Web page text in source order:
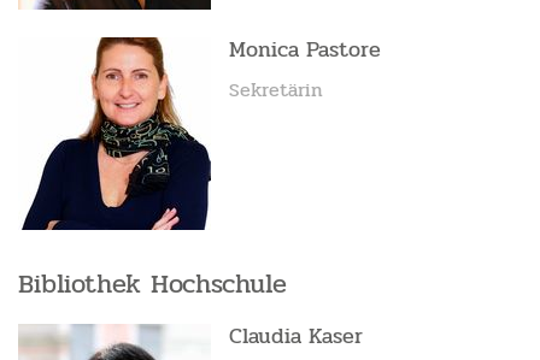
Monica Pastore
Sekretärin
Bibliothek Hochschule
Claudia Kaser